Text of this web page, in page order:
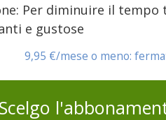
Per diminuire il tempo
e gustose
9,95 €/mese o meno:
Scelgo